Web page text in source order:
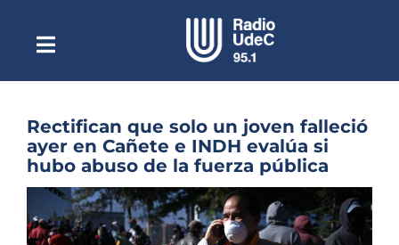
contenidoToggle
NavigationEscuchar Radio UdeC en vivo
Quiénes Somos
Programación
Podcast
Noticias
Rectifican que solo un joven falleció
ayer en Cañete e INDH evalúa si
hubo abuso de la fuerza pública
imagen
más